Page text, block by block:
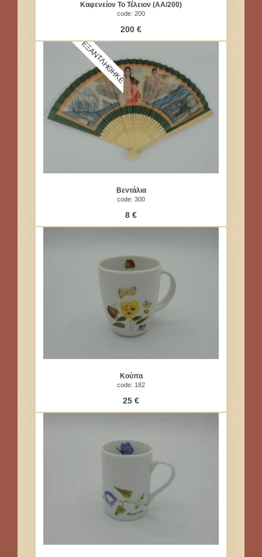
Καφενείον Το Τέλειον (ΑΑ/200)
code: 200
200 €
Βεντάλια
code: 300
8 €
ΕΞΑΝΤΛΗΘΗΚΕ
Κούπα
code: 182
25 €